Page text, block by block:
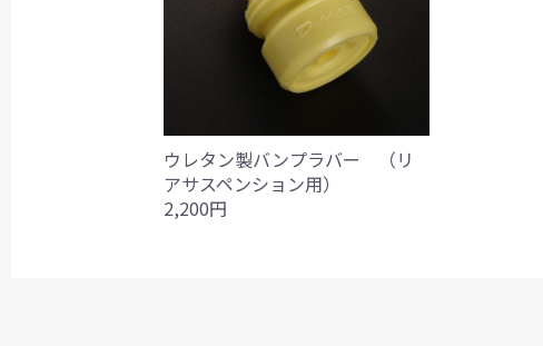
ウレタン製バンプラバー （リ
アサスペンション用）
2,200円